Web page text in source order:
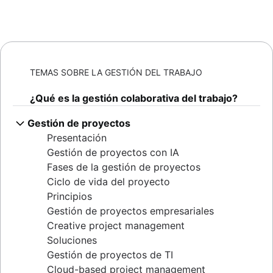
TEMAS SOBRE LA GESTIÓN DEL TRABAJO
¿Qué es la gestión colaborativa del trabajo?
Gestión de proyectos
Presentación
Gestión de proyectos con IA
Fases de la gestión de proyectos
Ciclo de vida del proyecto
Principios
Gestión de proyectos empresariales
Creative project management
Soluciones
Gestión de proyectos de TI
Cloud-based project management